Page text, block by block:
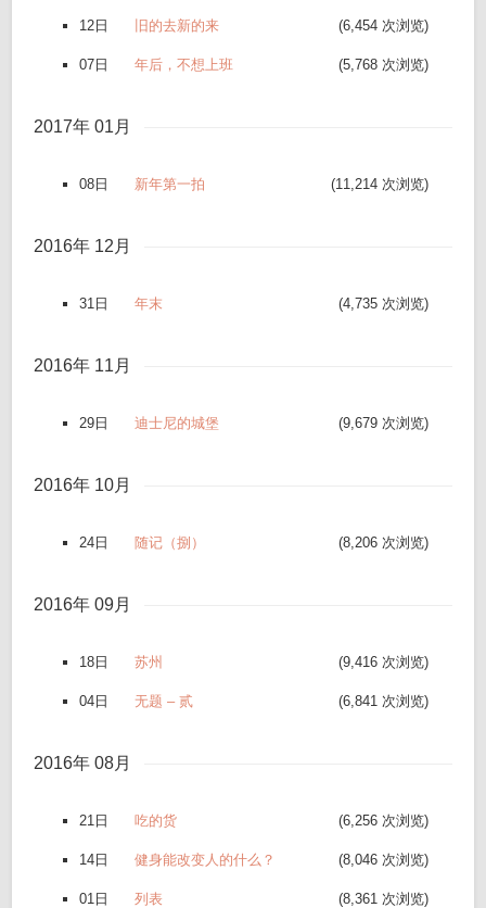
12日 旧的去新的来 (6,454 次浏览)
07日 年后，不想上班 (5,768 次浏览)
2017年 01月
08日 新年第一拍 (11,214 次浏览)
2016年 12月
31日 年末 (4,735 次浏览)
2016年 11月
29日 迪士尼的城堡 (9,679 次浏览)
2016年 10月
24日 随记（捌） (8,206 次浏览)
2016年 09月
18日 苏州 (9,416 次浏览)
04日 无题 – 贰 (6,841 次浏览)
2016年 08月
21日 吃的货 (6,256 次浏览)
14日 健身能改变人的什么？ (8,046 次浏览)
01日 列表 (8,361 次浏览)